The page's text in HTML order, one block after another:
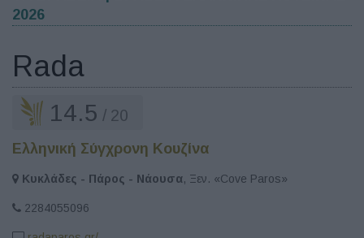
Κουζίνας
2026
Rada
14.5 / 20
Ελληνική Σύγχρονη Κουζίνα
Κυκλάδες - Πάρος - Νάουσα, Ξεν. «Cove Paros»
2284055096